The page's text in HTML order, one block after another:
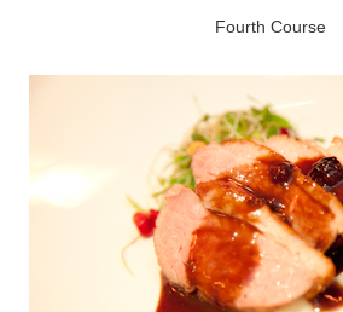
Fourth Course